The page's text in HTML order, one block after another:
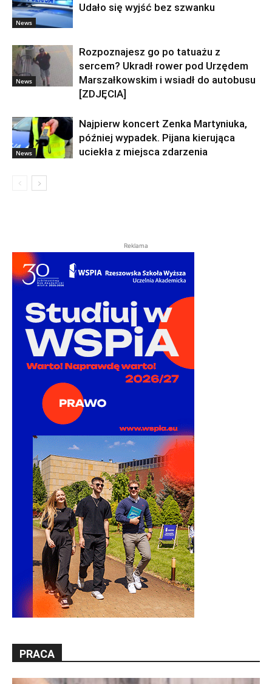
News
Udało się wyjść bez szwanku
News
Rozpoznajesz go po tatuażu z
sercem? Ukradł rower pod Urzędem
Marszałkowskim i wsiadł do autobusu
[ZDJĘCIA]
News
Najpierw koncert Zenka Martyniuka,
później wypadek. Pijana kierująca
uciekła z miejsca zdarzenia
Reklama
PRACA